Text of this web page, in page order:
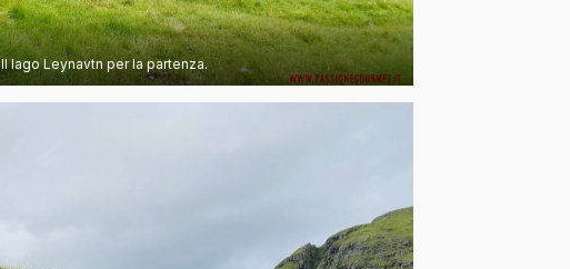
Il lago Leynavtn per la partenza.